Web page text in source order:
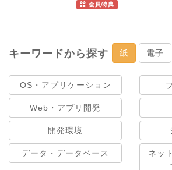
会員特典
キーワードから探す 紙 電子
OS・アプリケーション
Web・アプリ開発
開発環境
データ・データベース
ネッ